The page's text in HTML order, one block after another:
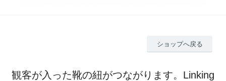
ショップへ戻る
観客が入った靴の紐がつながります。Linking